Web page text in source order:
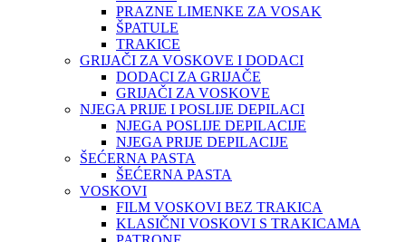
PRAZNE LIMENKE ZA VOSAK
ŠPATULE
TRAKICE
GRIJAČI ZA VOSKOVE I DODACI
DODACI ZA GRIJAČE
GRIJAČI ZA VOSKOVE
NJEGA PRIJE I POSLIJE DEPILACI
NJEGA POSLIJE DEPILACIJE
NJEGA PRIJE DEPILACIJE
ŠEĆERNA PASTA
ŠEĆERNA PASTA
VOSKOVI
FILM VOSKOVI BEZ TRAKICA
KLASIČNI VOSKOVI S TRAKICAMA